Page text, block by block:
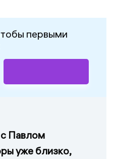
первыми
Павлом
уже близко,